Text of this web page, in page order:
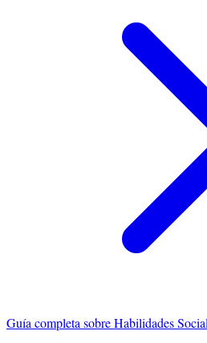
Guía completa sobreHabilidades